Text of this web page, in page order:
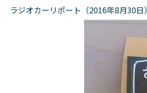
ラジオカーリポート（2016年8月30日）